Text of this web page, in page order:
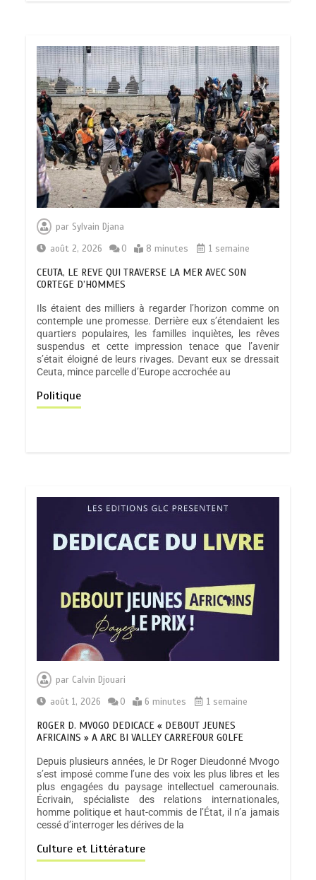
par Sylvain Djana
août 2, 2026
0 8 minutes 1 semaine
CEUTA, LE REVE QUI TRAVERSE LA MER AVEC SON
CORTEGE D’HOMMES
Ils étaient des milliers à regarder l’horizon comme on
contemple une promesse. Derrière eux s’étendaient les
quartiers populaires, les familles inquiètes, les rêves
suspendus et cette impression tenace que l’avenir
s’était éloigné de leurs rivages. Devant eux se dressait
Ceuta, mince parcelle d’Europe accrochée au
Politique
par Calvin Djouari
août 1, 2026
0 6 minutes 1 semaine
ROGER D. MVOGO DEDICACE « DEBOUT JEUNES
AFRICAINS » A ARC BI VALLEY CARREFOUR GOLFE
Depuis plusieurs années, le Dr Roger Dieudonné Mvogo
s’est imposé comme l’une des voix les plus libres et les
plus engagées du paysage intellectuel camerounais.
Écrivain, spécialiste des relations internationales,
homme politique et haut-commis de l’État, il n’a jamais
cessé d’interroger les dérives de la
Culture et Littérature